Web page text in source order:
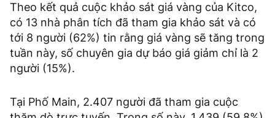
Theo kết quả cuộc khảo sát giá vàng của Kitco,
có 13 nhà phân tích đã tham gia khảo sát và có
tới 8 người (62%) tin rằng giá vàng sẽ tăng trong
tuần này, số chuyên gia dự báo giá giảm chỉ là 2
người (15%).
Tại Phố Main, 2.407 người đã tham gia cuộc